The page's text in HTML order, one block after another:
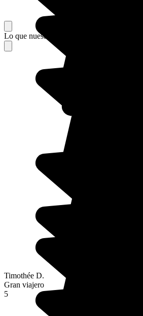
Lo que nuestros viajeros piensan de su
Timothée D.
Gran viajero
5